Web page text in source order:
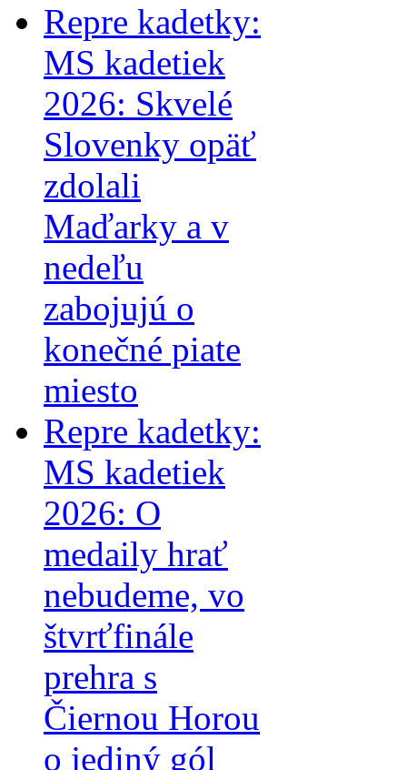
Repre kadetky:
MS kadetiek
2026: Skvelé
Slovenky opäť
zdolali
Maďarky a v
nedeľu
zabojujú o
konečné piate
miesto
Repre kadetky:
MS kadetiek
2026: O
medaily hrať
nebudeme, vo
štvrťfinále
prehra s
Čiernou Horou
o jediný gól